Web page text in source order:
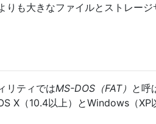
りも大きなファイルとストレージ
リティではMS-DOS（FAT） と呼
X（10.4以上）とWindows（